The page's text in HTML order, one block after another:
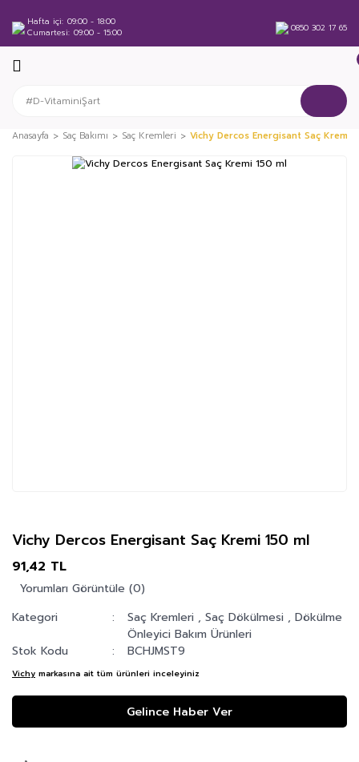
Hafta içi 09:00 - 18:00
Cumartesi 09:00 - 15:00 0850 302 17 65
Anasayfa Saç Bakımı Saç Kremleri Vichy Dercos Energisant Saç Kremi
Vichy Dercos Energisant Saç Kremi 150 ml
91,42 TL
Yorumları Görüntüle (0)
Kategori
Saç Kremleri ,Saç Dökülmesi ,Dökülme
Önleyici Bakım Ürünleri
Stok Kodu
BCHJMST9
Vichy markasına ait tüm ürünleri inceleyiniz
Gelince Haber Ver